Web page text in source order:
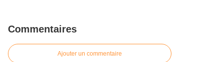
Commentaires
Ajouter un commentaire